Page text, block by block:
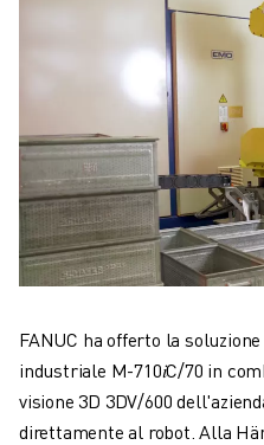
FANUC ha offerto la
industriale M-710𝑖C/70 in
visione 3D 3DV/600
direttamente al robot. Alla